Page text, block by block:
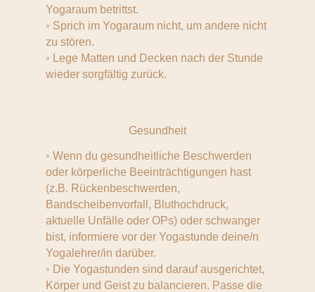
Yogaraum betrittst.
◦ Sprich im Yogaraum nicht, um andere nicht
zu stören.
◦ Lege Matten und Decken nach der Stunde
wieder sorgfältig zurück.
Gesundheit
◦ Wenn du gesundheitliche Beschwerden
oder körperliche Beeinträchtigungen hast
(z.B. Rückenbeschwerden,
Bandscheibenvorfall, Bluthochdruck,
aktuelle Unfälle oder OPs) oder schwanger
bist, informiere vor der Yogastunde deine/n
Yogalehrer/in darüber.
◦ Die Yogastunden sind darauf ausgerichtet,
Körper und Geist zu balancieren. Passe die